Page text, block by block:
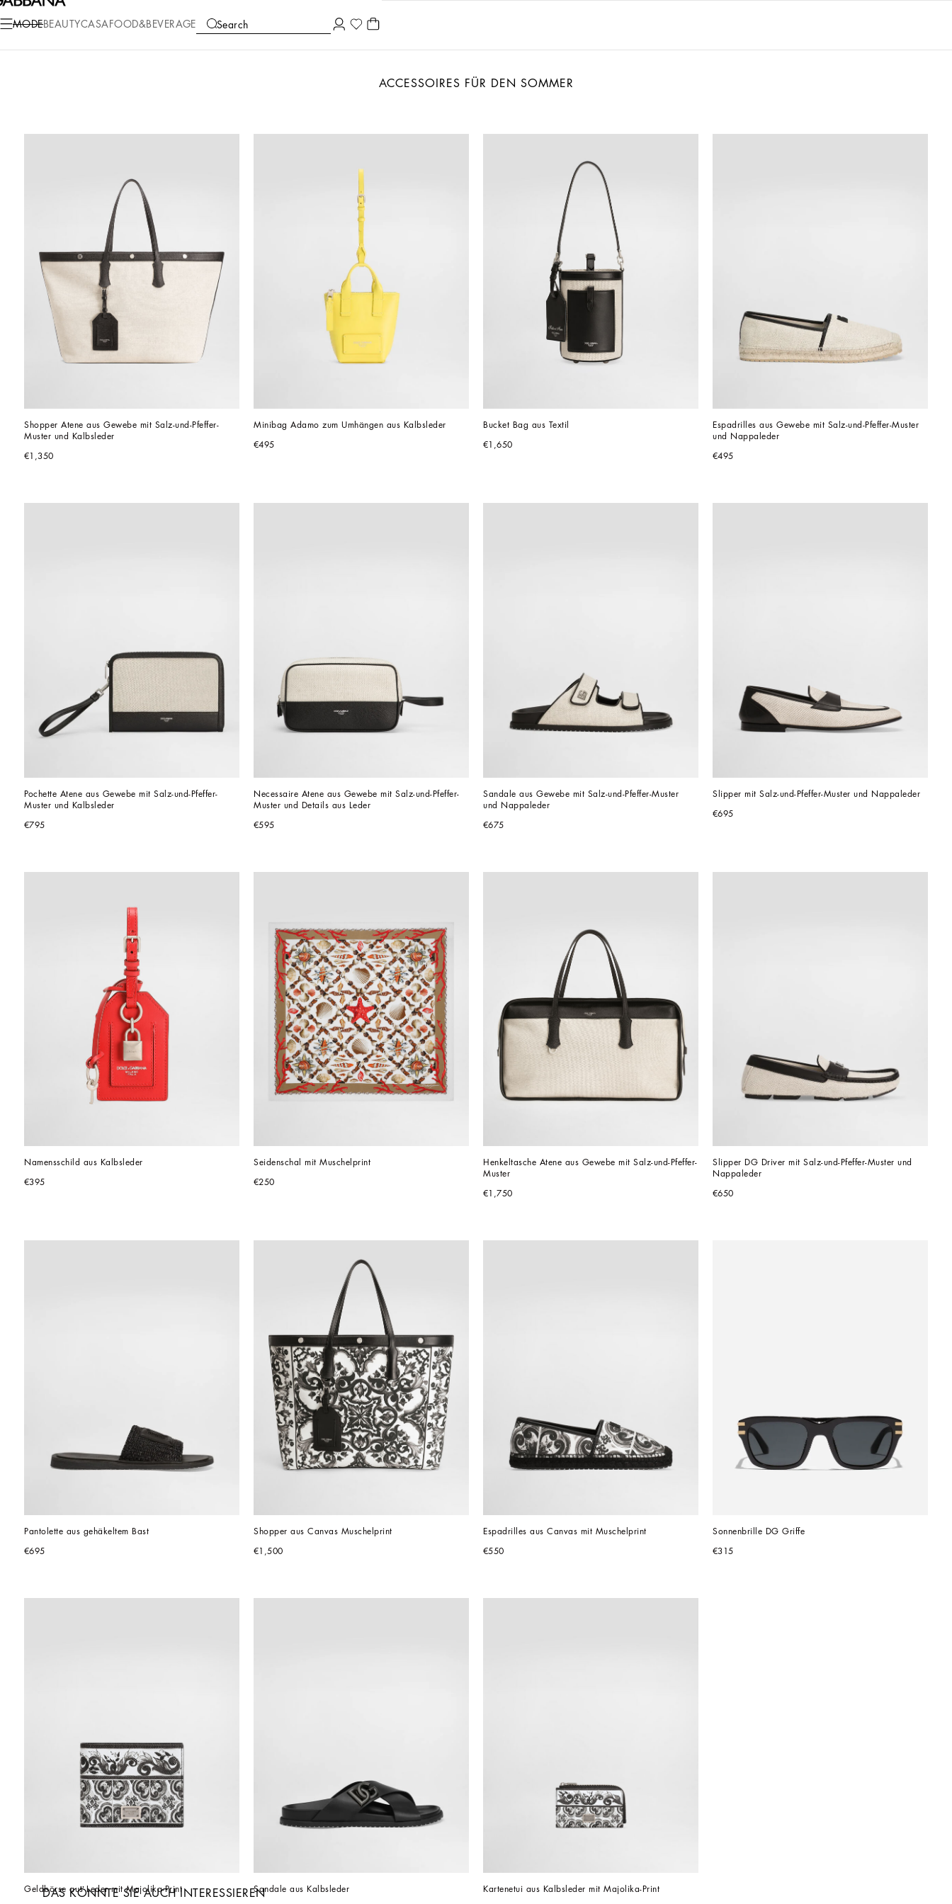
MODEBEAUTYCASA FOOD&BEVERAGE Search
COLLECTIONS
ACCESSOIRES FÜR DEN SOMMER
Shopper Atene aus Gewebe mit Salz-und-Pfeffer-
Muster und Kalbsleder
€1,350
€495
Bucket Bag aus Textil
€1,650
Espadrilles aus Gewebe mit Salz-und-Pfeffer-Muster
und Nappaleder
€495
Pochette Atene aus Gewebe mit Salz-und-Pfeffer-
Muster und Kalbsleder
€795
Necessaire Atene aus Gewebe mit Salz-und-Pfeffer-
Muster und Details aus Leder
€595
Sandale aus Gewebe mit Salz-und-Pfeffer-Muster
und Nappaleder
€675
Slipper mit Salz-und-Pfeffer-Muster und Nappaleder
€695
€395
Seidenschal mit Muschelprint
€250
Henkeltasche Atene aus Gewebe mit Salz-und-Pfeffer-
Muster
€1,750
Slipper DG Driver mit Salz-und-Pfeffer-Muster und
Nappaleder
€650
Pantolette aus gehäkeltem Bast
€695
Shopper aus Canvas Muschelprint
€1,500
Espadrilles aus Canvas mit Muschelprint
€550
Sonnenbrille DG Griffe
€315
Geldbörse aus Leder mit Majolika-Print Sandale aus Kalbsleder Kartenetui aus Kalbsleder mit Majolika-Print
DAS KÖNNTE SIE AUCH INTERESSIEREN